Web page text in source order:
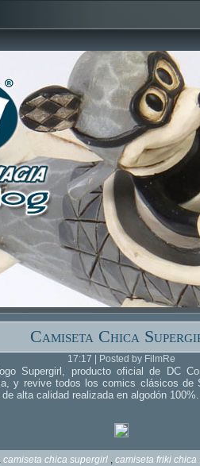
Camiseta Chica
17:17 | Posted by FilmRe
Supergirl, producto oficial de DC
y revive todos los comics clásicos de
alta calidad realizada en algodón
, camiseta chica supergirl , camiseta friki chica